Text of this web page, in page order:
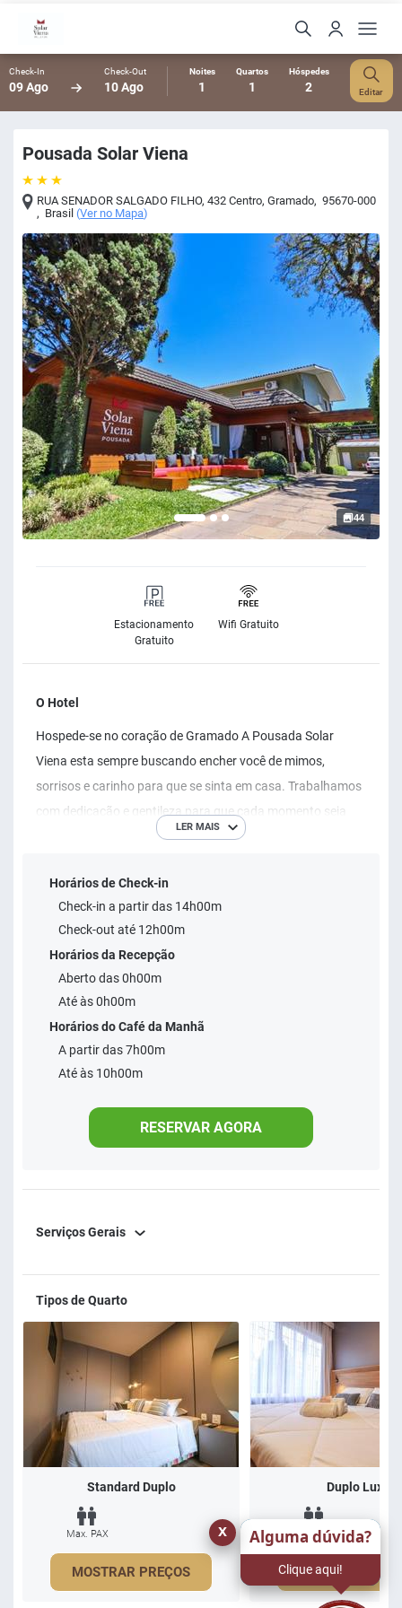
Check-In
09 Ago
Check-Out
10 Ago
Noites
1
Quartos
1
Hóspedes
2 Editar
Pousada Solar Viena
RUA SENADOR SALGADO FILHO, 432 Centro,Gramado, 95670-000
, Brasil (Ver no Mapa)
44
Estacionamento
Gratuito
Wifi Gratuito
O Hotel
Hospede-se no coração de Gramado A Pousada Solar
Viena esta sempre buscando encher você de mimos,
sorrisos e carinho para que se sinta em casa. Trabalhamos
com dedicação e gentileza para que cada momento seja
inesquecível... para você sempre ser bem recebido e não ver
NOSSO MAIOR DESEJO
LER MAIS
Horários de Check-in
Check-in a partir das 14h00m
Check-out até 12h00m
Horários da Recepção
Aberto das 0h00m
Até às 0h00m
Horários do Café da Manhã
A partir das 7h00m
Até às 10h00m
RESERVAR AGORA
Serviços Gerais
Tipos de Quarto
Standard Duplo
Max. PAX
MOSTRAR PREÇOS
Duplo Luxo
Max. PAX
MOSTRAR
Alguma dúvida?
Clique aqui!
x